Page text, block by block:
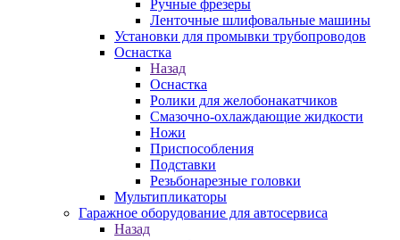
Ручные фрезеры
Ленточные шлифовальные машины
Установки для промывки трубопроводов
Оснастка
Назад
Оснастка
Ролики для желобонакатчиков
Смазочно-охлаждающие жидкости
Ножи
Приспособления
Подставки
Резьбонарезные головки
Мультипликаторы
Гаражное оборудование для автосервиса
Назад